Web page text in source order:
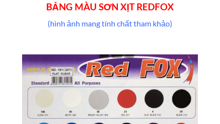
BẢNG MÀU SƠN XỊT REDFOX
(hình ảnh mang tính chất tham khảo)